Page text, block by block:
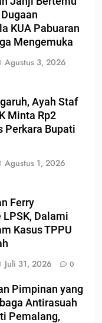
KUA Pabuaran
Mengemuka
Agustus 3, 2026
Ayah Staf
Minta Rp2
Perkara Bupati
Agustus 1, 2026
Ferry
Dalami
Kasus TPPU
Juli 31, 2026 0
Pimpinan yang
Antirasuah
Pemalang,